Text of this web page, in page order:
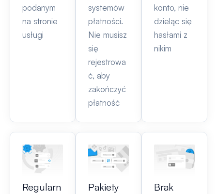
podanym
na stronie
usługi
systemów
płatności.
Nie musisz
się
rejestrowa
ć, aby
zakończyć
płatność
konto, nie
dzieląc się
hasłami z
nikim
Regularn
Pakiety
Brak